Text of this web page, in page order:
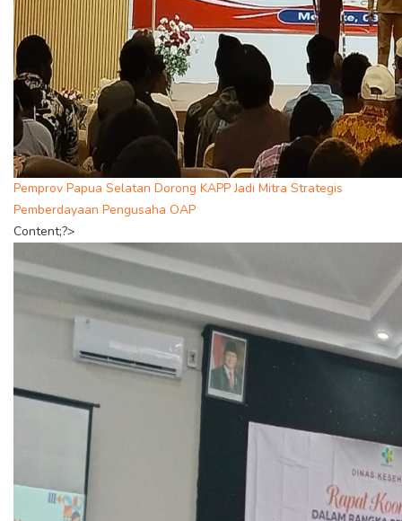
Pemprov Papua Selatan Dorong KAPP Jadi Mitra Strategis
Pemberdayaan Pengusaha OAP
Content;?>